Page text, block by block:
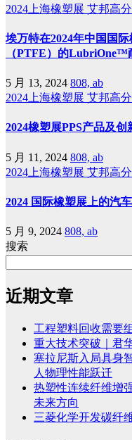
2024上海橡塑展 艾邦高
埃万特在2024年中国国
（PTFE）的LubriOne™
5 月 13, 2024 808, ab
2024上海橡塑展 艾邦高
2024橡塑展PPS产品及
5 月 11, 2024 808, ab
2024上海橡塑展 艾邦高
2024 国际橡塑展上的汽
5 月 9, 2024 808, ab
搜索
近期文章
工程塑料回收需要
重大技术突破｜君
塞拉尼斯入局具身
人物理性能跃迁
热塑性连续纤维增
未来方向
三菱化学开发碳纤